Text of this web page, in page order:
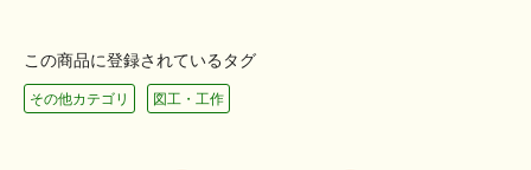
この商品に登録されているタグ
その他カテゴリ 図工・工作